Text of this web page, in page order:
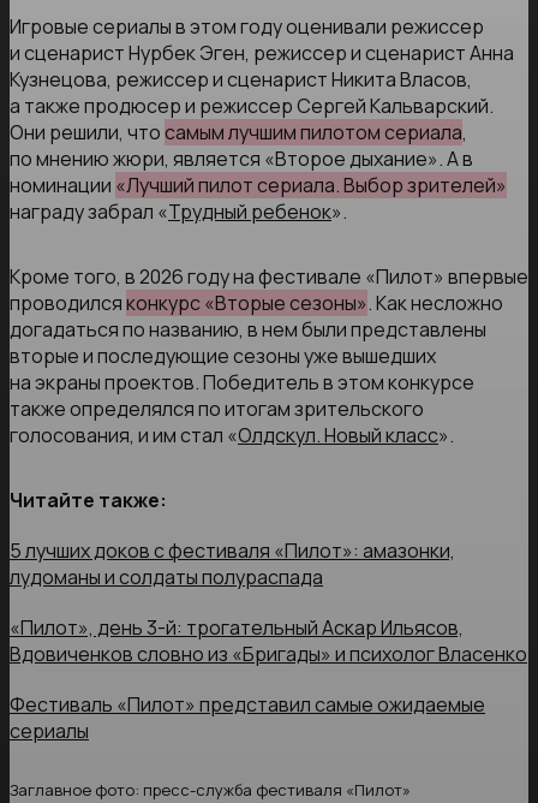
Игровые сериалы в этом году оценивали режиссер
и сценарист Нурбек Эген, режиссер и сценарист Анна
Кузнецова, режиссер и сценарист Никита Власов,
а также продюсер и режиссер Сергей Кальварский.
Они решили, чтосамым лучшим пилотом сериала,
по мнению жюри, является «Второе дыхание». А в
номинации «Лучший пилот сериала. Выбор зрителей»
награду забрал «Трудный ребенок».
Кроме того, в 2026 году на фестивале «Пилот» впервые
проводилсяконкурс «Вторые сезоны». Как несложно
догадаться по названию, в нем были представлены
вторые и последующие сезоны уже вышедших
на экраны проектов. Победитель в этом конкурсе
также определялся по итогам зрительского
голосования, и им стал «Олдскул. Новый класс».
Читайте также:
5 лучших доков с фестиваля «Пилот»: амазонки,
лудоманы и солдаты полураспада
«Пилот», день 3-й: трогательный Аскар Ильясов,
Вдовиченков словно из «Бригады» и психолог Власенко
Фестиваль «Пилот» представил самые ожидаемые
сериалы
Заглавное фото: пресс-служба фестиваля «Пилот»